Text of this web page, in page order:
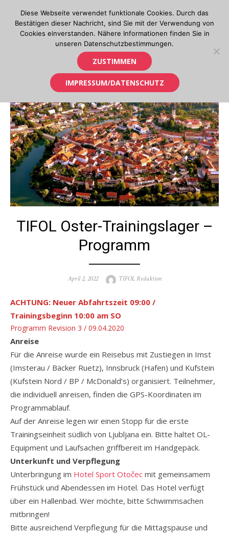
content
Orientierungslauf in Tirol
TIFOL Oster-Trainingslager –
Programm
Posted
April 2, 2022 Author
TIFOL Redaktion
ACHTUNG: Neuer Abfahrtszeit 09:00 /
Trainingsbeginn 10:00 am SO
Programm Revision 3 / 09.04.2020
Anreise
Für die Anreise wurde ein Reisebus mit Zustiegen in Imst
(Imsterau / Bäcker Ruetz), Innsbruck (Hafen) und Kufstein
(Kufstein Nord / BP / McDonald’s) organisiert. Teilnehmer,
die individuell anreisen, finden die GPS-Koordinaten im
Programmablauf.
Auf der Anreise legen wir einen Stopp für die erste
Trainingseinheit südlich von Ljubljana ein. Bitte haltet OL-
Equipment und Laufsachen griffbereit im Handgepäck.
Unterkunft und Verpflegung
Unterbringung im Hotel Sport Otočec mit gemeinsamem
Frühstück und Abendessen im Hotel. Das Hotel verfügt
über ein Hallenbad. Wer möchte, bitte Schwimmsachen
mitbringen!
Bitte ausreichend Verpflegung für die Mittagspause und
Diese Webseite verwendet funktionale Cookies. Durch das
Bestätigen dieser Nachricht, sind Sie mit der Verwendung von
Cookies einverstanden. Nähere Informationen finden Sie in
unseren Datenschutzbestimmungen.
ZUSTIMMEN
IMPRESSUM/DATENSCHUTZ